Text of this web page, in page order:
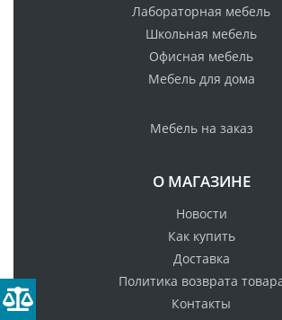
Лабораторная мебель
Школьная мебель
Офисная мебель
Мебель для дома
Мебель на заказ
О МАГАЗИНЕ
Новости
Как купить
Доставка
Политика возврата
Контакты